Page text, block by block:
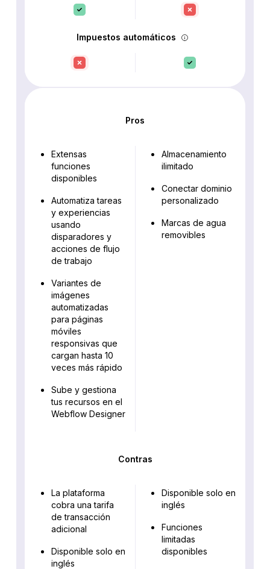
Impuestos automáticos
Pros
Extensas
funciones
disponibles
Automatiza tareas
y experiencias
usando
disparadores y
acciones de flujo
de trabajo
Variantes de
imágenes
automatizadas
para páginas
móviles
responsivas que
cargan hasta 10
veces más rápido
Sube y gestiona
tus recursos en el
Webflow Designer
Almacenamiento
ilimitado
Conectar dominio
personalizado
Marcas de agua
removibles
Contras
La plataforma
cobra una tarifa
de transacción
adicional
Disponible solo en
inglés
Disponible solo en
inglés
Funciones
limitadas
disponibles